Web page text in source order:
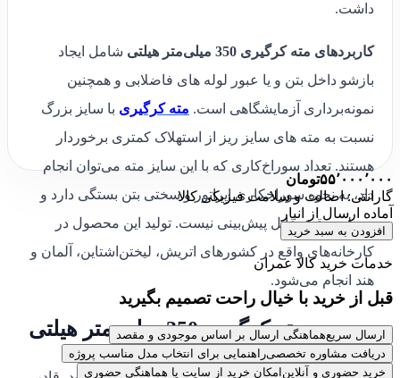
داشت.
کاربردهای مته کرگیری 350 میلی‌متر هیلتی
شامل ایجاد
بازشو داخل بتن و یا عبور لوله های فاضلابی و همچنین
نمونه‌برداری آزمایشگاهی است. مته‌ کرگیری با سایز بزرگ
نسبت به مته های سایز ریز از استهلاک کمتری برخوردار
هستند. تعداد سوراخ‌کاری که با این سایز مته می‌توان انجام
داد، به نحوه سوراخکاری اپراتور و سختی بتن بستگی دارد و
به طور دقیق قابل پیش‌بینی نیست. تولید این محصول در
کارخانه‌های واقع در کشورهای اتریش، لیختن‌اشتاین، آلمان و
هند انجام می‌شود.
بررسی مته کرگیری 350 میلی متر هیلتی
۵۵٬۰۰۰٬۰۰۰تومان
گارانتی: اصالت و سلامت فیزیکی کالا
آماده ارسال از انبار
افزودن به سبد خرید
خدمات خرید کالا عمران
قبل از خرید با خیال راحت تصمیم بگیرید
ارسال سریعهماهنگی ارسال بر اساس موجودی و مقصد
دریافت مشاوره تخصصیراهنمایی برای انتخاب مدل مناسب پروژه
خرید حضوری و آنلاین امکان خرید از سایت یا هماهنگی حضوری